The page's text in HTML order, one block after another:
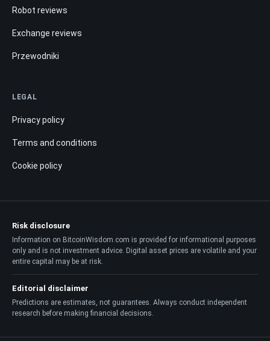
Robot reviews
Exchange reviews
Przewodniki
LEGAL
Privacy policy
Terms and conditions
Cookie policy
Risk disclosure
Information on BitcoinWisdom.com is provided for informational purposes
only and is not investment advice. Digital asset prices are volatile and your
entire capital may be at risk.
Editorial disclaimer
Predictions are estimates, not guarantees. Always conduct independent
research before making financial decisions.